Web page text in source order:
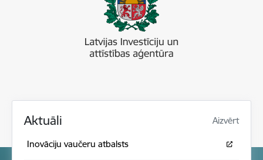
Aktuāli Aizvērt
Inovāciju vaučeru atbalsts